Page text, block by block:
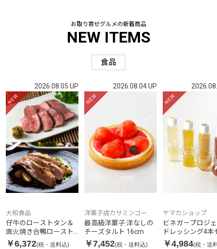
お取り寄せグルメの新着商品
NEW ITEMS
食品
NEW
2026.08.05 UP
大和食品
仔牛のローストタン＆
直火焼き合鴨ロースト
詰め合わせ
￥6,372(税・送料込)
NEW
2026.08.04 UP
洋菓子店カサミンゴー
最高級洋菓子 洋なしの
チーズタルト 16cm
￥7,452(税・送料込)
NEW
ヤマカショップ
ビネガ－プロジ
ドレッシング4本
￥4,984(税・送